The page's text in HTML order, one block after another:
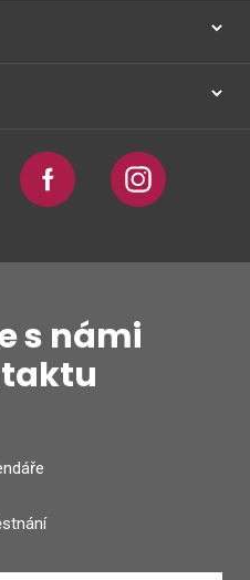
Facebook Instagram
s námi